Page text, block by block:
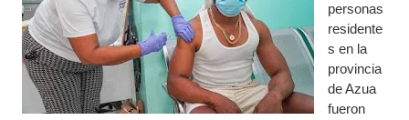
personas
residente
s en la
provincia
de Azua
fueron